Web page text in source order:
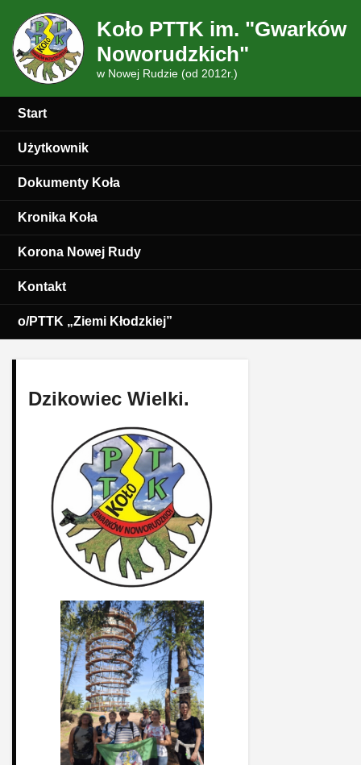
Koło PTTK im. "Gwarków
Noworudzkich"
w Nowej Rudzie (od 2012r.)
Start
Użytkownik
Dokumenty Koła
Kronika Koła
Korona Nowej Rudy
Kontakt
o/PTTK „Ziemi Kłodzkiej”
Dzikowiec Wielki.